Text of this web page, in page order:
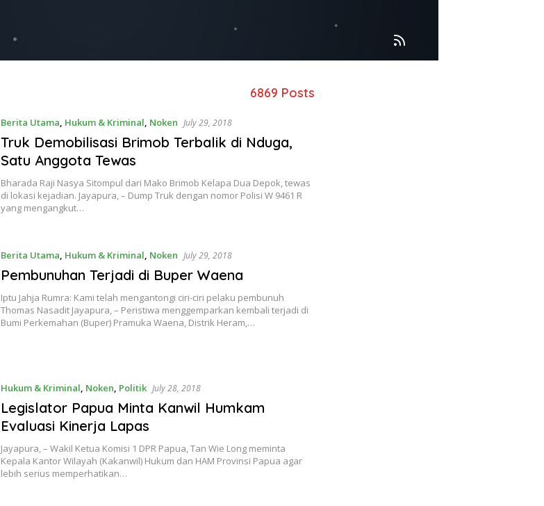
6869 Posts
Berita Utama, Hukum & Kriminal, Noken July 29, 2018
Truk Demobilisasi Brimob Terbalik di Nduga,
Satu Anggota Tewas
Bharada Raji Nasya Sitompul dari Mako Brimob Kelapa Dua Depok, tewas
di lokasi kejadian. Jayapura, – Dump Truk dengan nomor Polisi W 9461 R
yang mengangkut…
Berita Utama, Hukum & Kriminal, Noken July 29, 2018
Pembunuhan Terjadi di Buper Waena
Iptu Jahja Rumra: Kami telah mengantongi ciri-ciri pelaku pembunuh
Thomas Nasadit Jayapura, – Peristiwa menggemparkan kembali terjadi di
Bumi Perkemahan (Buper) Pramuka Waena, Distrik Heram,…
Hukum & Kriminal, Noken, Politik July 28, 2018
Legislator Papua Minta Kanwil Humkam
Evaluasi Kinerja Lapas
Jayapura, – Wakil Ketua Komisi 1 DPR Papua, Tan Wie Long meminta
Kepala Kantor Wilayah (Kakanwil) Hukum dan HAM Provinsi Papua agar
lebih serius memperhatikan…